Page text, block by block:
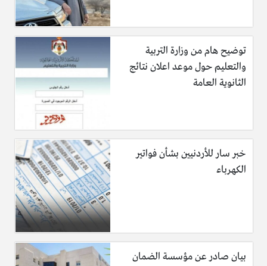
ووجه رئيس الوزراء جعفر حسان بزيادة شهريَّة مقدارها 30 ديناراً
على رواتب الموظَّفين والمتقاعدين المدنيين والعسكريين الذين تقلُّ
رواتبهم عن 600 دينار شهرياً، مثلما وجّه بإيجاد الحيِّز المالي
ورصد المخصَّصات المطلوبة لتحقيق ذلك في موازنة عام 2027..
توضيح هام من وزارة التربية
والتعليم حول موعد اعلان نتائج
الثانوية العامة
خبر سار للأردنيين بشأن فواتير
الكهرباء
بيان صادر عن مؤسسة الضمان